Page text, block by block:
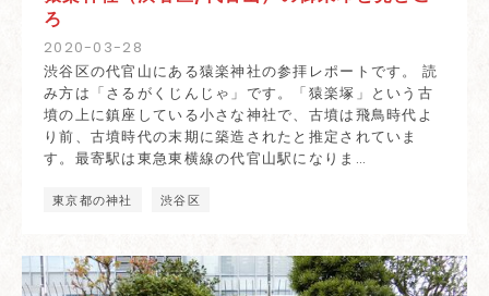
2020-03-28
ろ
東京都の神社 渋谷区
渋谷区の代官山にある猿楽神社の参拝レポートです。 読
み方は「さるがくじんじゃ」です。「猿楽塚」という古
墳の上に鎮座している小さな神社で、古墳は飛鳥時代よ
り前、古墳時代の末期に築造されたと推定されていま
す。最寄駅は東急東横線の代官山駅になりま…